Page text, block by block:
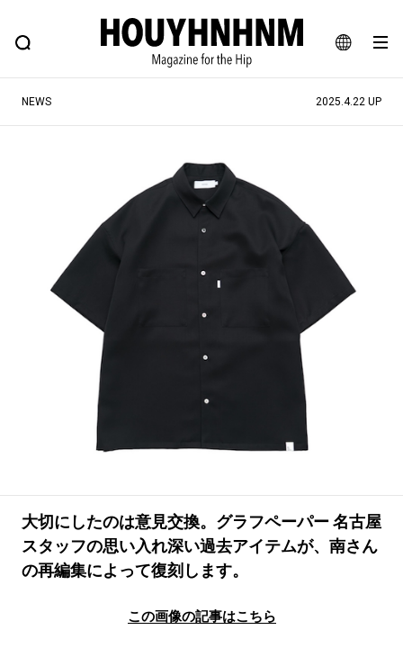
JA
EN
FEATURE BLOG SNAP
ヒップなファッション、カルチャー、ライフスタイルWEBマガジン
#SHOPPING ADDICT #憧れの逸品
#ESSENTIAL DESIGNS #古着サミット
#NEW VINTAGE #マイナーグッド図鑑
#路地裏てぃーん。 #MONTHLY JOURNAL
#GH 銘品の所以 #フイナムのYouTube
#Commune H
#ととけん #MOVIE
#LIFESTYLE #SNEAKER
NEWS 2025.4.22 UP
大切にしたのは意見交換。グラフペーパー 名古屋
スタッフの思い入れ深い過去アイテムが、南さん
の再編集によって復刻します。
この画像の記事はこちら